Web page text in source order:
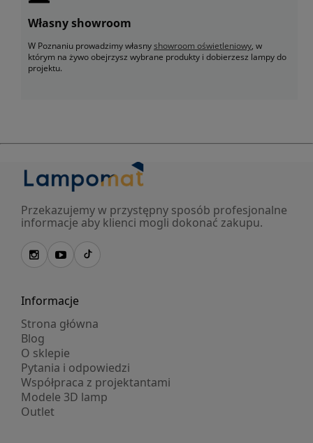
Własny showroom
W Poznaniu prowadzimy własnyshowroom oświetleniowy, w
którym na żywo obejrzysz wybrane produkty i dobierzesz lampy do
projektu.
Przekazujemy w przystępny sposób profesjonalne
informacje aby klienci mogli dokonać zakupu.
Informacje
Strona główna
Blog
O sklepie
Pytania i odpowiedzi
Współpraca z projektantami
Modele 3D lamp
Outlet